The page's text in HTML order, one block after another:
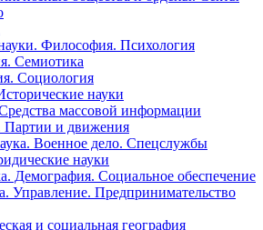
Философия. Психология
Семиотика
Социология
науки
массовой информации
Партии и движения
Военное дело. Спецслужбы
науки
Демография. Социальное обеспечение
Управление. Предпринимательство
и социальная география